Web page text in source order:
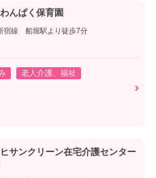
んぱく保育園
宿線 船堀駅より徒歩7分
老人介護、福祉
サンクリーン在宅介護センター